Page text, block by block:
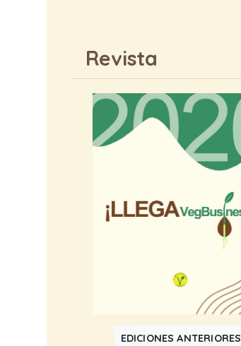
Revista
EDICIONES ANTERIORES